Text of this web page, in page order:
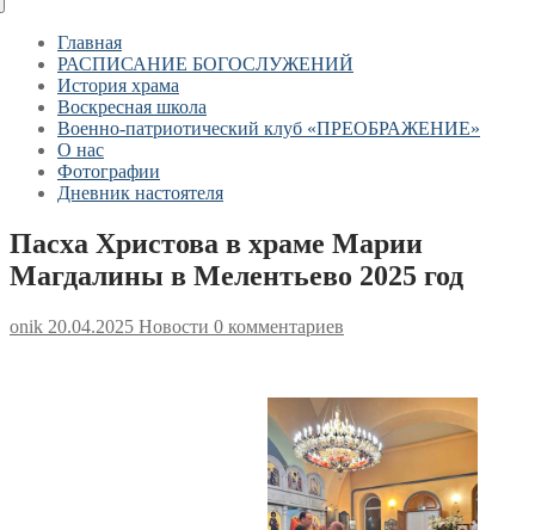
Главная
РАСПИСАНИЕ БОГОСЛУЖЕНИЙ
История храма
Воскресная школа
Военно-патриотический клуб «ПРЕОБРАЖЕНИЕ»
О нас
Фотографии
Дневник настоятеля
Пасха Христова в храме Марии
Магдалины в Мелентьево 2025 год
onik 20.04.2025 Новости 0 комментариев